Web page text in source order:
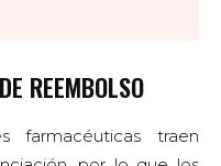
REEMBOLSO
farmacéuticas traen